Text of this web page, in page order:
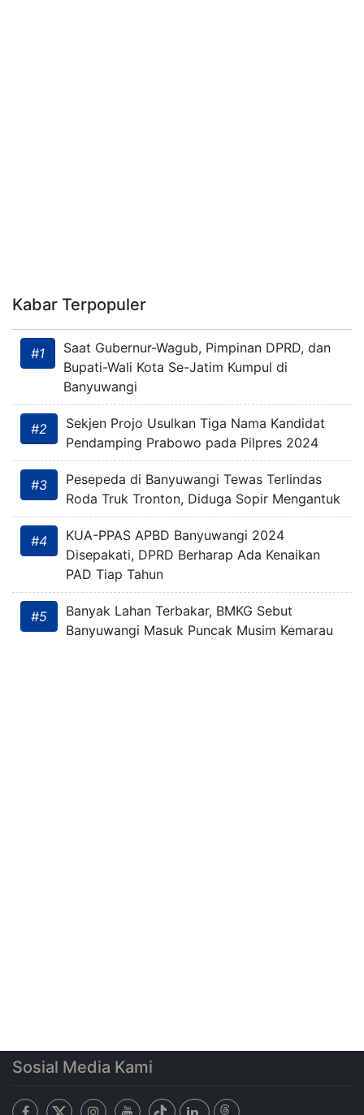
Kabar Terpopuler
#1
Saat Gubernur-Wagub, Pimpinan DPRD, dan
Bupati-Wali Kota Se-Jatim Kumpul di
Banyuwangi
#2
Sekjen Projo Usulkan Tiga Nama Kandidat
Pendamping Prabowo pada Pilpres 2024
#3
Pesepeda di Banyuwangi Tewas Terlindas
Roda Truk Tronton, Diduga Sopir Mengantuk
#4
KUA-PPAS APBD Banyuwangi 2024
Disepakati, DPRD Berharap Ada Kenaikan
PAD Tiap Tahun
#5
Banyak Lahan Terbakar, BMKG Sebut
Banyuwangi Masuk Puncak Musim Kemarau
Sosial Media Kami